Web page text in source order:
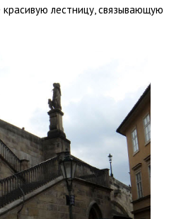
лестницу, связывающую